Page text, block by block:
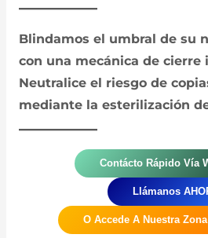
Blindamos el umbral de su
con una mecánica de cierre
Neutralice el riesgo de
mediante la esterilización
Contácto Rápido Vía
Llámanos
O Accede A Nuestra